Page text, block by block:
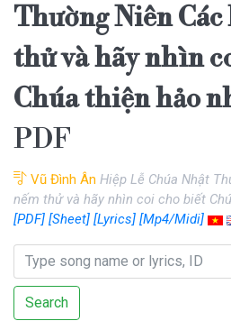
Thường Niên Các
thử và hãy nhìn
Chúa thiện hảo
PDF
Vũ Đình Ân Hiệp Lễ Chúa Nhật
nếm thử và hãy nhìn coi cho biết
[PDF] [Sheet] [Lyrics] [Mp4/Midi]
Search